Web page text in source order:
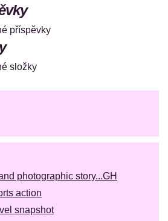
příspěvky
složky
photographic story...GH
action
snapshot